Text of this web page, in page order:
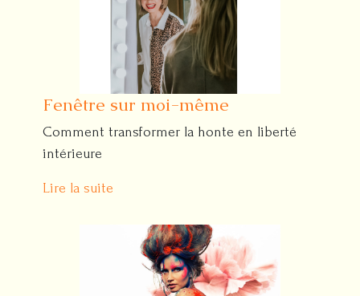
Fenêtre sur moi-même
Comment transformer la honte en liberté
intérieure
Lire la suite